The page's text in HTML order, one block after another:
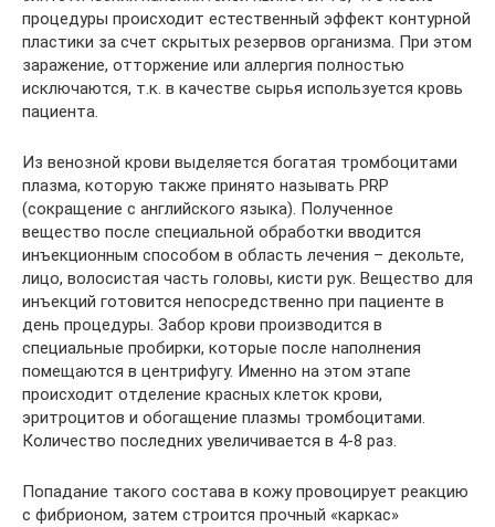
процедуры происходит естественный эффект контурной
пластики за счет скрытых резервов организма. При этом
заражение, отторжение или аллергия полностью
исключаются, т.к. в качестве сырья используется кровь
пациента.
Из венозной крови выделяется богатая тромбоцитами
плазма, которую также принято называть PRP
(сокращение с английского языка). Полученное
вещество после специальной обработки вводится
инъекционным способом в область лечения – декольте,
лицо, волосистая часть головы, кисти рук. Вещество для
инъекций готовится непосредственно при пациенте в
день процедуры. Забор крови производится в
специальные пробирки, которые после наполнения
помещаются в центрифугу. Именно на этом этапе
происходит отделение красных клеток крови,
эритроцитов и обогащение плазмы тромбоцитами.
Количество последних увеличивается в 4-8 раз.
Попадание такого состава в кожу провоцирует реакцию
с фибрионом, затем строится прочный «каркас»